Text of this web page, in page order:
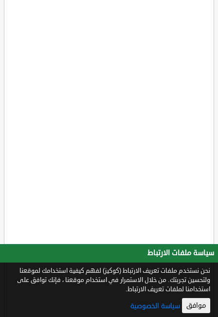
سياسة ملفات الارتباط
نحن نستخدم ملفات تعريف الارتباط (كوكيز) لفهم كيفية استخدامك لموقعنا
ولتحسين تجربتك. من خلال الاستمرار في استخدام موقعنا ، فإنك توافق على
استخدامنا لملفات تعريف الارتباط.
موافق سياسة الخصوصية